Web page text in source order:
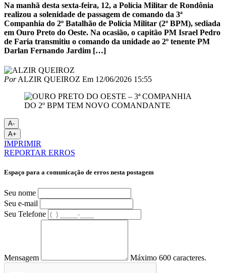
Na manhã desta sexta-feira, 12, a Polícia Militar de Rondônia
realizou a solenidade de passagem de comando da 3ª
Companhia do 2º Batalhão de Polícia Militar (2º BPM), sediada
em Ouro Preto do Oeste. Na ocasião, o capitão PM Israel Pedro
de Faria transmitiu o comando da unidade ao 2º tenente PM
Darlan Fernando Jardim […]
PorALZIR QUEIROZ Em 12/06/2026 15:55
A-
A+
IMPRIMIR
REPORTAR ERROS
Espaço para a comunicação de erros nesta postagem
Seu nome
Seu e-mail
Seu Telefone
Mensagem Máximo 600 caracteres.